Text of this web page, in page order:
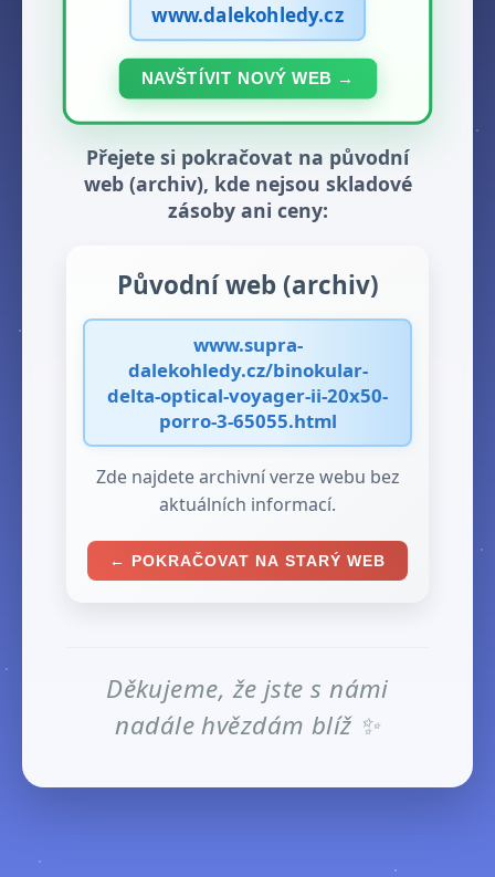
www.dalekohledy.cz
NAVŠTÍVIT NOVÝ WEB →
Přejete si pokračovat na původní
web (archiv), kde nejsou skladové
zásoby ani ceny:
Původní web (archiv)
www.supra-
dalekohledy.cz/binokular-
delta-optical-voyager-ii-20x50-
porro-3-65055.html
Zde najdete archivní verze webu bez
aktuálních informací.
← POKRAČOVAT NA STARÝ WEB
Děkujeme, že jste s námi
nadále hvězdám blíž ✨